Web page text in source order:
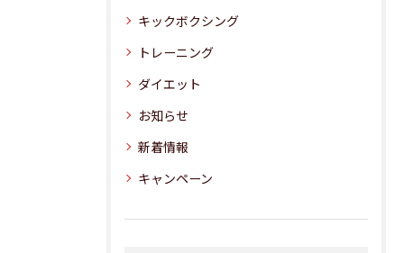
キックボクシング
トレーニング
ダイエット
お知らせ
新着情報
キャンペーン